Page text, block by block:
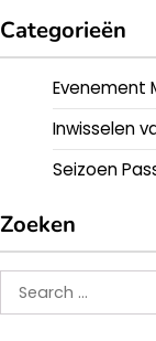
Categorieën
Evenement
Inwisselen
Seizoen
Zoeken
Search
for: